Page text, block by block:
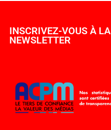
INSCRIVEZ-VOUS À LA
NEWSLETTER